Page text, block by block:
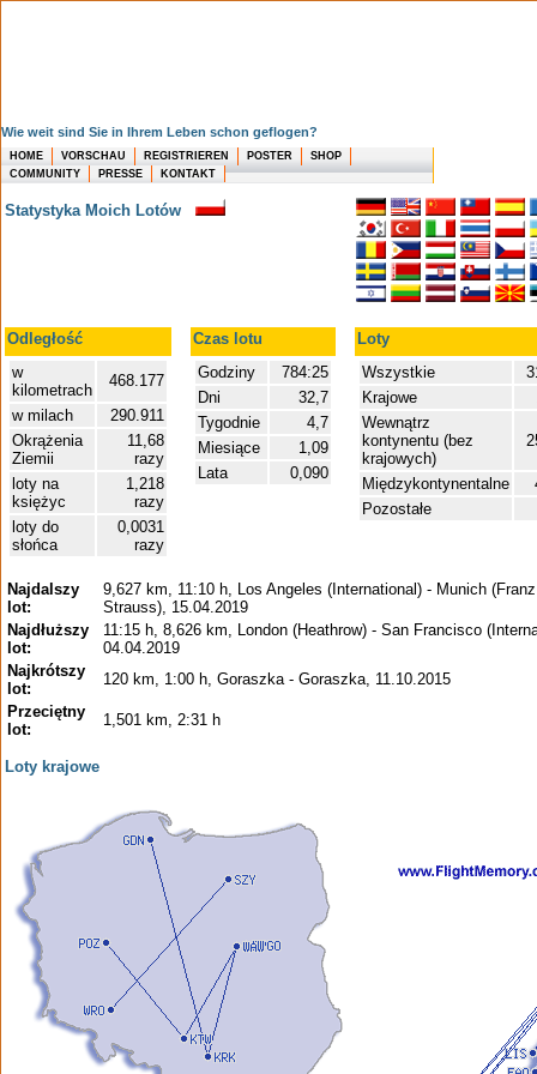
Wie weit sind Sie in Ihrem Leben schon geflogen?
HOME VORSCHAU REGISTRIEREN POSTER
SHOP
COMMUNITY
PRESSE KONTAKT
Statystyka Moich Lotów
Odległość Czas lotu
Loty
w
kilometrach
468.177
w milach
290.911
Okrążenia
Ziemii
11,68
razy
loty na
księżyc
1,218
razy
loty do
słońca
0,0031
razy
Godziny
784:25
Dni
32,7
Tygodnie
4,7
Miesiące
1,09
Lata
0,090
Wszystkie
Krajowe
Wewnątrz
kontynentu (bez
krajowych)
Międzykontynentalne
Pozostałe
Najdalszy
lot:
9,627 km, 11:10 h, Los Angeles (International) - Munich
Strauss), 15.04.2019
Najdłuższy
lot:
11:15 h, 8,626 km, London (Heathrow) - San Francisco
04.04.2019
Najkrótszy
lot:
120 km, 1:00 h, Goraszka - Goraszka, 11.10.2015
Przeciętny
lot:
1,501 km, 2:31 h
Loty krajowe